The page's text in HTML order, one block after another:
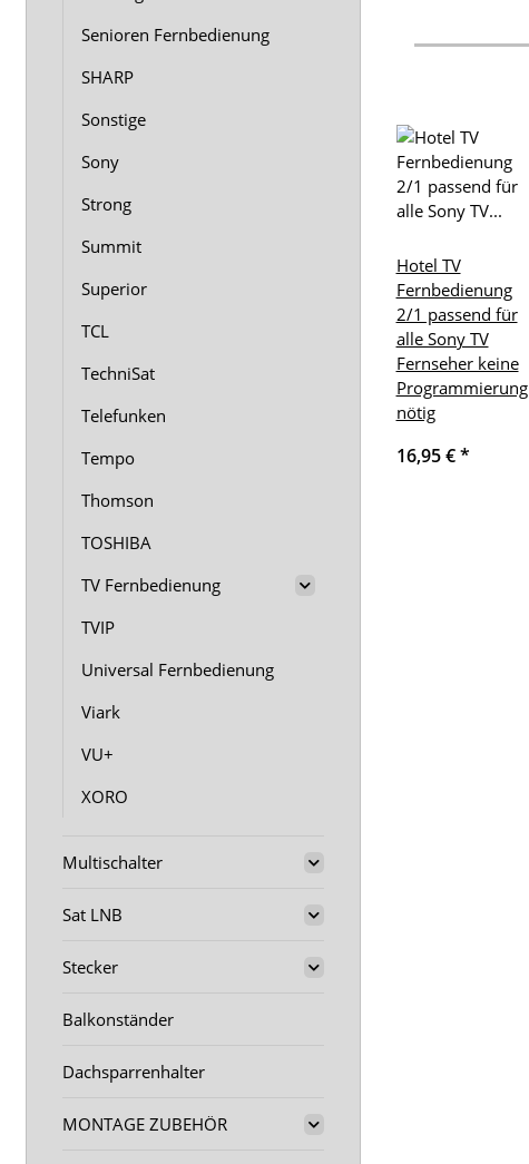
Hotel TV
Fernbedienung
2/1 passend für
alle Sony TV
Fernseher keine
Programmierung
nötig
16,95 €*
Senioren Fernbedienung
SHARP
Sonstige
Sony
Strong
Summit
Superior
TCL
TechniSat
Telefunken
Tempo
Thomson
TOSHIBA
TV Fernbedienung
TVIP
Universal Fernbedienung
Viark
VU+
XORO
Multischalter
Sat LNB
Stecker
Balkonständer
Dachsparrenhalter
MONTAGE ZUBEHÖR